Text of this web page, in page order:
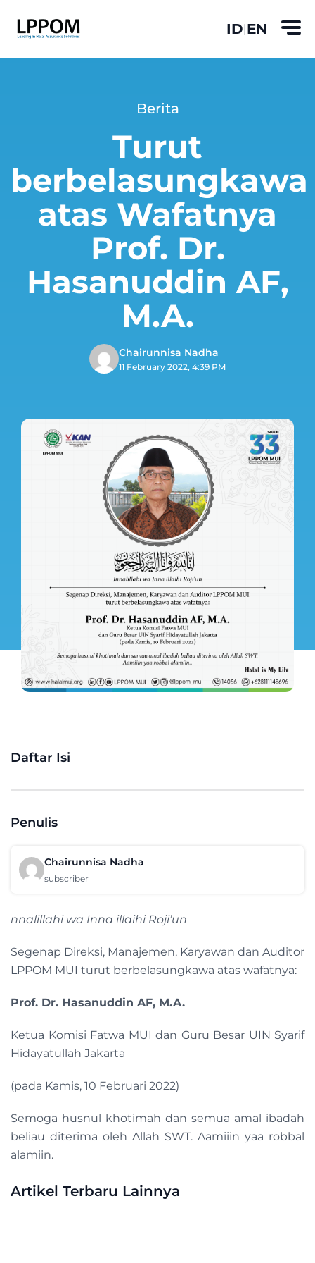
ID|EN
Berita
Turut
berbelasungkawa
atas Wafatnya
Prof. Dr.
Hasanuddin AF,
M.A.
Chairunnisa Nadha
11 February 2022, 4:39 PM
Daftar Isi
Penulis
Chairunnisa Nadha
subscriber
nnalillahi wa Inna illaihi Roji’un
Segenap Direksi, Manajemen, Karyawan dan Auditor
LPPOM MUI turut berbelasungkawa atas wafatnya:
Prof. Dr. Hasanuddin AF, M.A.
Ketua Komisi Fatwa MUI dan Guru Besar UIN Syarif
Hidayatullah Jakarta
(pada Kamis, 10 Februari 2022)
Semoga husnul khotimah dan semua amal ibadah
beliau diterima oleh Allah SWT. Aamiiin yaa robbal
alamiin.
Artikel Terbaru Lainnya